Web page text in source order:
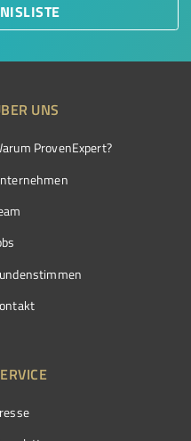
UNS
ProvenExpert?